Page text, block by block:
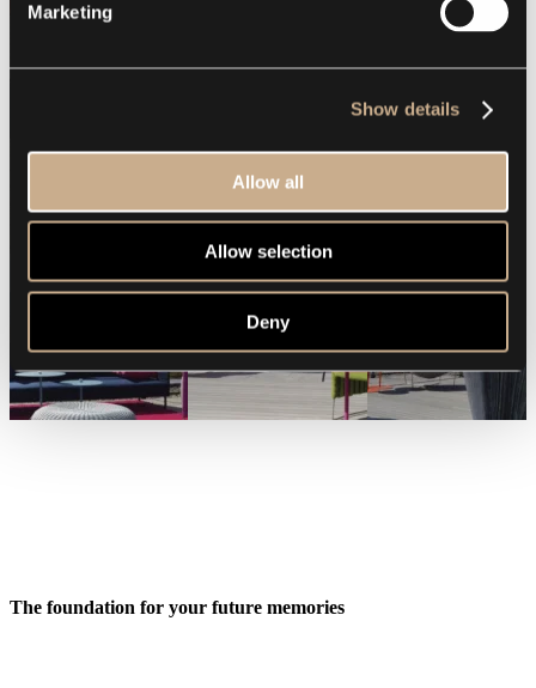
Marketing
Show details
Allow all
Allow selection
Deny
The foundation for your future memories